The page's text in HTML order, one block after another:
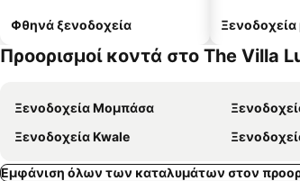
Φθηνά ξενοδοχεία Ξενοδοχεία
Προορισμοί κοντά στο The Villa
Ξενοδοχεία Μομπάσα
Ξενοδοχεία Kwale
Εμφάνιση όλων των καταλυμάτων στον